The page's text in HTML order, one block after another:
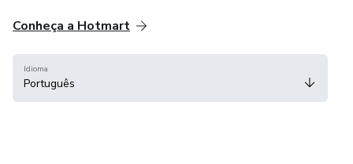
Conheça a Hotmart
Idioma
Português